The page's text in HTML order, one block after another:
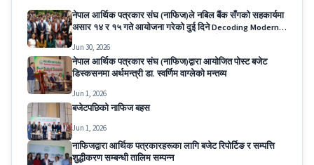
नेपाल आर्थिक पत्रकार संघ (नाफिज)ले नबिल बैंक सँगको सहकार्यमा
असार १४ र १५ गते आयोजना गरेको दुई दिने Decoding Modern
Jun 30, 2026
नेपाल आर्थिक पत्रकार संघ (नाफिज)द्वारा आयोजित पोस्ट बजेट
डिस्कसनमा अर्थमन्त्री डा. स्वर्णिम वाग्लेको मन्तव्य
Jun 1, 2026
बजेटपछिको नाफिज बहस
Jun 1, 2026
नाफिजद्वारा आर्थिक पत्रकारहरूका लागि बजेट रिपोर्टिङ र सम्पत्ति
शुद्धीकरण सम्बन्धी तालिम सम्पन्न